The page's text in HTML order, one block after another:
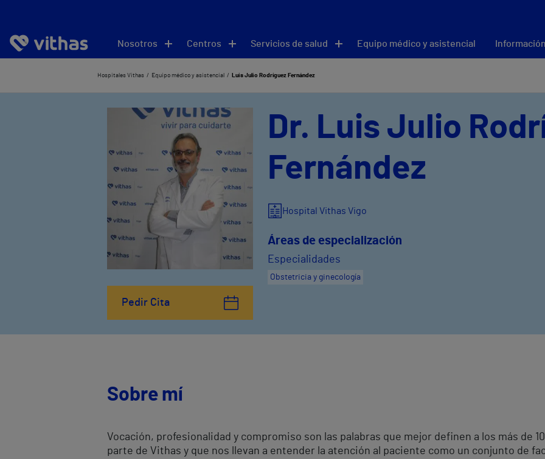
Nosotros Centros Servicios de salud Equipo médico y asistencial
Hospitales Vithas Equipo médico y asistencial Luis Julio Rodríguez Fernández
Pedir Cita
Dr. Luis Julio
Fernández
Hospital Vithas Vigo
Áreas de especialización
Especialidades
Obstetricia y ginecología
Sobre mí
Vocación, profesionalidad y compromiso son las palabras que mejor definen a los más de
parte de Vithas y que nos llevan a entender la atención al paciente como un conjunto de